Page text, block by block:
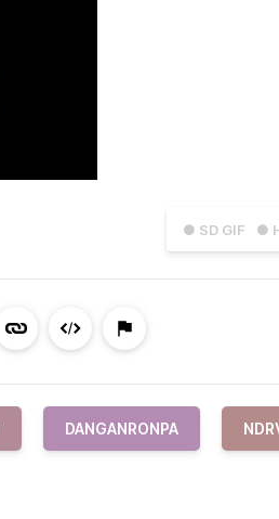
● SD GIF ●
DANGANRONPA